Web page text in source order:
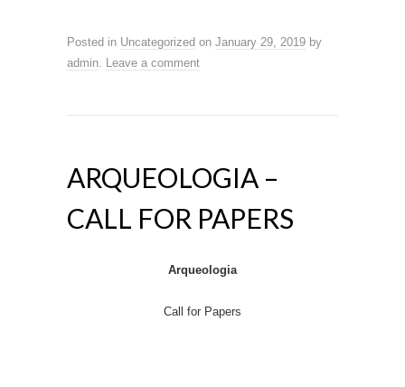
Posted in Uncategorized on January 29, 2019 by
admin. Leave a comment
ARQUEOLOGIA –
CALL FOR PAPERS
Arqueologia
Call for Papers